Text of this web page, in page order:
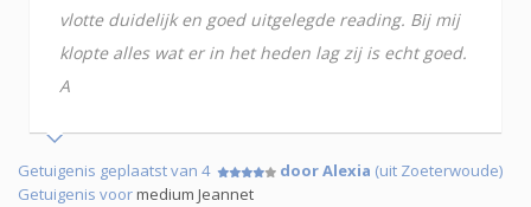
vlotte duidelijk en goed uitgelegde reading. Bij mij
klopte alles wat er in het heden lag zij is echt goed.
A
Getuigenis geplaatst van 4 door Alexia (uit Zoeterwoude)
Getuigenis voormedium Jeannet